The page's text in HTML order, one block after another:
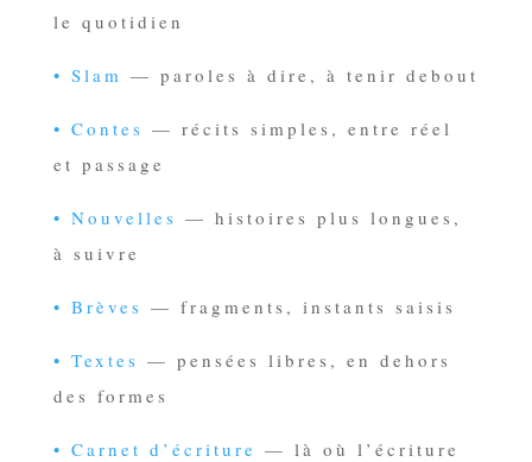
le quotidien
• Slam — paroles à dire, à tenir debout
• Contes — récits simples, entre réel
et passage
• Nouvelles — histoires plus longues,
à suivre
• Brèves — fragments, instants saisis
• Textes — pensées libres, en dehors
des formes
• Carnet d’écriture — là où l’écriture